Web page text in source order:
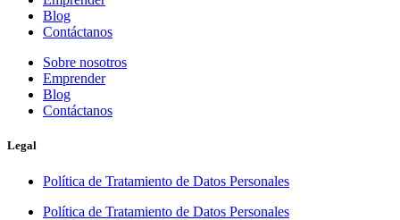
Blog
Contáctanos
Sobre nosotros
Emprender
Blog
Contáctanos
Legal
Política de Tratamiento de Datos Personales
Política de Tratamiento de Datos Personales